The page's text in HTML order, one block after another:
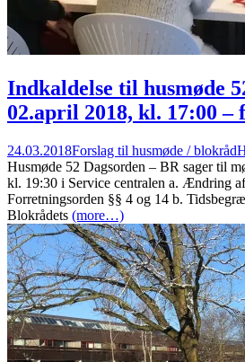
Indkaldelse til husmøde
02.april 2018, kl. 17:00 –
24.03.2018Forslag til husmøde / blokråd
Husmøde 52 Dagsorden – BR sager til
kl. 19:30 i Service centralen a. Ændring
Forretningsorden §§ 4 og 14 b.
Blokrådets (more…)